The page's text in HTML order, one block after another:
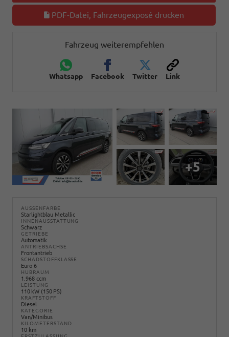
PDF-Datei, Fahrzeugexposé drucken
Fahrzeug weiterempfehlen
Whatsapp Facebook Twitter Link
+5
AUSSENFARBE
Starlightblau Metallic
INNENAUSSTATTUNG
Schwarz
GETRIEBE
Automatik
ANTRIEBSACHSE
Frontantrieb
SCHADSTOFFKLASSE
Euro 6
HUBRAUM
1.968 ccm
LEISTUNG
110 kW (150 PS)
KRAFTSTOFF
Diesel
KATEGORIE
Van/Minibus
KILOMETERSTAND
10 km